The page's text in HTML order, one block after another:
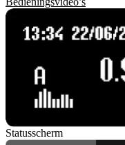
Statusscherm